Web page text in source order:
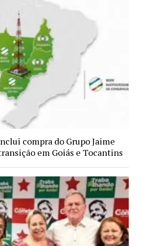
compra do Grupo Jaime
em Goiás e Tocantins